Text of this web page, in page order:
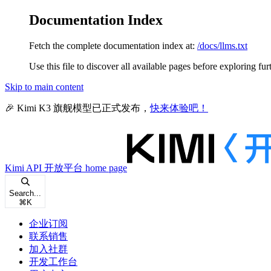
Documentation Index
Fetch the complete documentation index at: /docs/llms.txt
Use this file to discover all available pages before exploring
Skip to main content
🎉 Kimi K3 旗舰模型已正式发布，快来体验吧！
Kimi API 开放平台 home page
Search...
⌘ K
企业订阅
联系销售
加入社群
开发工作台